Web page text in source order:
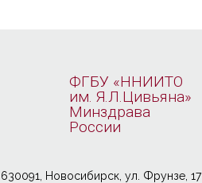
ФГБУ «ННИИТО
им. Я.Л.Цивьяна»
Минздрава
России
630091, Новосибирcк, ул. Фрунзе, 17